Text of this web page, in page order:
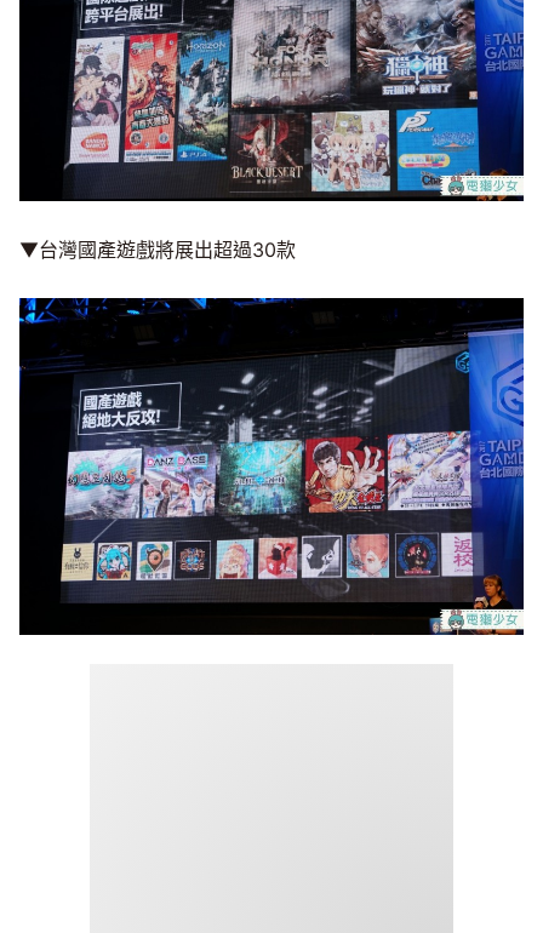
▼台灣國產遊戲將展出超過30款